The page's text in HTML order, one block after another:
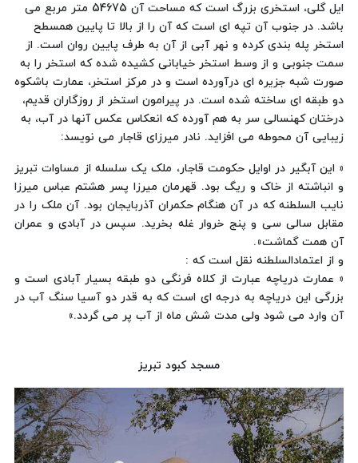
ایل گلی، استخری بزرگ است که مساحت آن 54675 متر مربع می
باشد. در جنوب آن تپه ای است که آن را از بالا تا پایین همسطح
استخر پله بندی کرده و نهر آبی از آن به طرف پایین روان است. از
سمت جنوبی و از وسط استخر خیابانی کشیده شده که استخر را به
صورت شبه جزیره ای درآورده است و در مرکز استخر، عمارت باشکوه
دو طبقه ای ساخته شده است. در پیرامون استخر از روزگاران قدیم،
درختان کهنسالی سر به هم آورده که انعکاس عکس آنها در آب، به
زیبایی آن محوطه می افزاید. نادر میرزای قاجار می نویسد:
« این آبگیر در اوایل حکومت قاجار، ملک یک سلسله از مساوات تبریز
و انباشته از خاک و ریگ بود. قهرمان میرزا پسر هشتم عباس میرزا
نایب السلطنه که در آن هنگام حکمران آذربایجان بود. آن ملک را در
مقابل سالی سی و پنج خروار غله بخرید. سپس در آبادی و عمران
آن همت گماشت».
و از اعتمادالسلطنه نقل است که :
« عمارت دریاچه عبارت از کلاه فرنگی دو طبقه بسیار آبادی است و
بزرگی این دریاچه به درجه ای است که به قدر دو آسیا سنگ آب در
آن وارد می شود ولی مدت شش ماه از آب پر می گردد.»
مسجد کبود تبریز